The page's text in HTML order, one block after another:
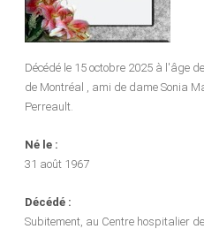
Décédé le 15 octobre 2025 à l'âge
de Montréal , ami de dame Sonia
Perreault.
Né le :
31 août 1967
Décédé :
Subitement, au Centre hospitalier